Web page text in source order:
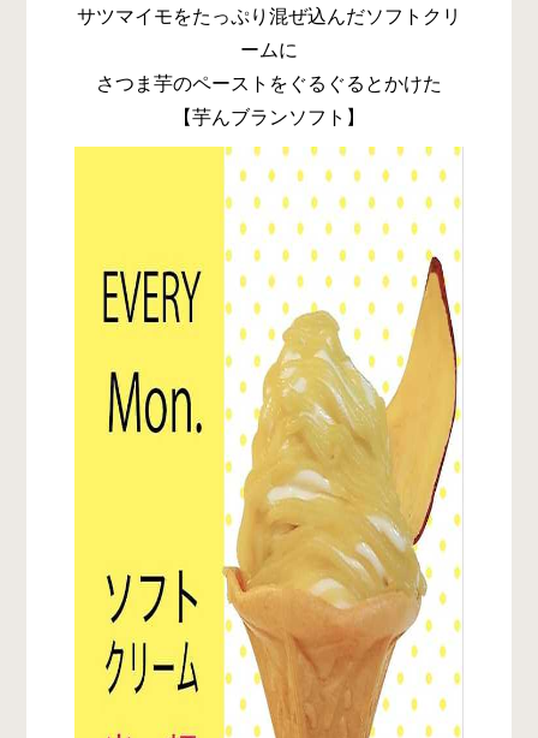
サツマイモをたっぷり混ぜ込んだソフトクリ
ームに
さつま芋のペーストをぐるぐるとかけた
【芋んブランソフト】